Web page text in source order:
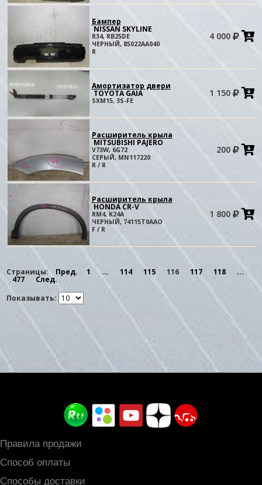
Бампер
NISSAN SKYLINE
R34, RB25DE
ЧЕРНЫЙ, 85022AA040
R
4 000
Амортизатор двери
TOYOTA GAIA
SXM15, 3S-FE
1 150
Расширитель крыла
MITSUBISHI PAJERO
V73W, 6G72
СЕРЫЙ, MN117220
R / R
200
Расширитель крыла
HONDA CR-V
RM4, K24A
ЧЕРНЫЙ, 74115T0AAO
F / R
1 800
Страницы: Пред. 1 ... 114 115 116 117 118 ...
477
След.
Показывать:
Правила продажи
Способ оплаты
Способы доставки